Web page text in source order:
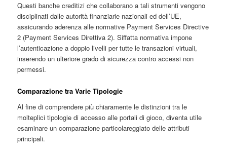
Questi banche creditizi che collaborano a tali strumenti vengono
disciplinati dalle autorità finanziarie nazionali ed dell’UE,
assicurando aderenza alle normative Payment Services Directive
2 (Payment Services Direttiva 2). Siffatta normativa impone
l’autenticazione a doppio livelli per tutte le transazioni virtuali,
inserendo un ulteriore grado di sicurezza contro accessi non
permessi.
Comparazione tra Varie Tipologie
Al fine di comprendere più chiaramente le distinzioni tra le
molteplici tipologie di accesso alle portali di gioco, diventa utile
esaminare un comparazione particolareggiato delle attributi
principali.